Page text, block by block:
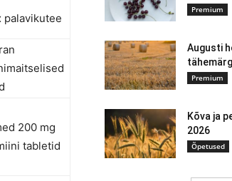
palavikutee
200 mg
tabletid
Premium
Augusti
Premium
Kõva ja
2026
Õpetused